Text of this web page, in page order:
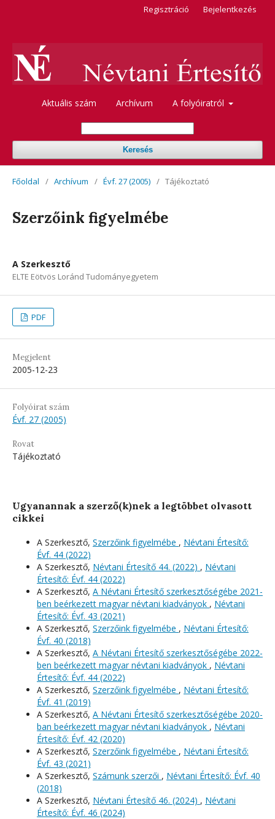
Aktuális szám Archívum A folyóiratról
Keresés
Regisztráció Bejelentkezés
Főoldal / Archívum / Évf. 27 (2005) / Tájékoztató
Szerzőink figyelmébe
A Szerkesztő
ELTE Eötvös Loránd Tudományegyetem
PDF
Megjelent
2005-12-23
Folyóirat szám
Évf. 27 (2005)
Rovat
Tájékoztató
Ugyanannak a szerző(k)nek a legtöbbet olvasott
cikkei
A Szerkesztő, Szerzőink figyelmébe , Névtani Értesítő:
Évf. 44 (2022)
A Szerkesztő, Névtani Értesítő 44. (2022) , Névtani
Értesítő: Évf. 44 (2022)
A Szerkesztő, A Névtani Értesítő szerkesztőségébe 2021-
ben beérkezett magyar névtani kiadványok , Névtani
Értesítő: Évf. 43 (2021)
A Szerkesztő, Szerzőink figyelmébe , Névtani Értesítő:
Évf. 40 (2018)
A Szerkesztő, A Névtani Értesítő szerkesztőségébe 2022-
ben beérkezett magyar névtani kiadványok , Névtani
Értesítő: Évf. 44 (2022)
A Szerkesztő, Szerzőink figyelmébe , Névtani Értesítő:
Évf. 41 (2019)
A Szerkesztő, A Névtani Értesítő szerkesztőségébe 2020-
ban beérkezett magyar névtani kiadványok , Névtani
Értesítő: Évf. 42 (2020)
A Szerkesztő, Szerzőink figyelmébe , Névtani Értesítő:
Évf. 43 (2021)
A Szerkesztő, Számunk szerzői , Névtani Értesítő: Évf. 40
(2018)
A Szerkesztő, Névtani Értesítő 46. (2024) , Névtani
Értesítő: Évf. 46 (2024)